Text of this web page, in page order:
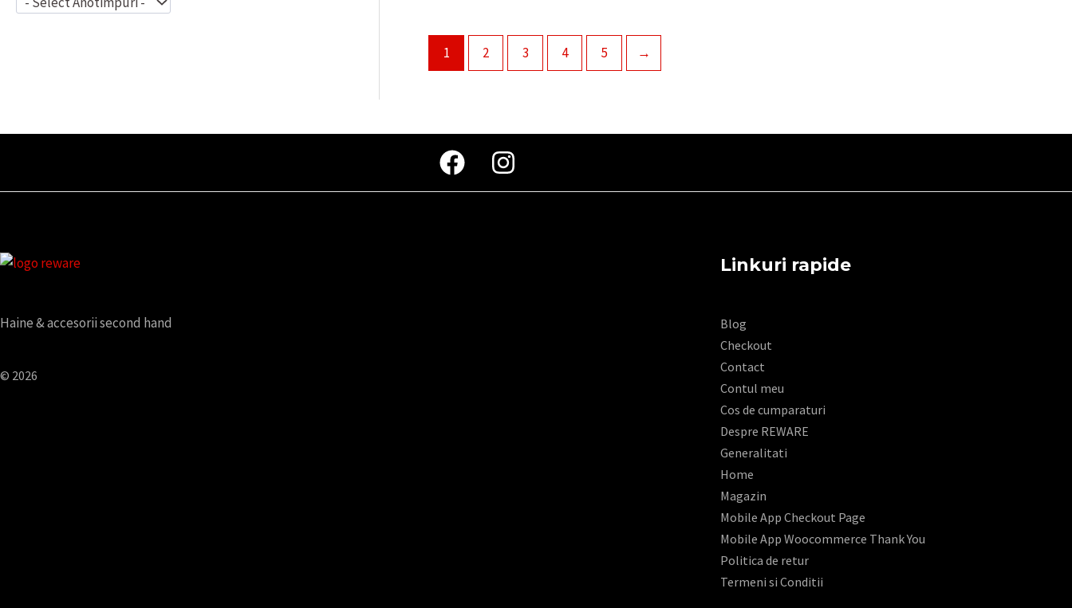
1 2 3 4 5 →
Haine & accesorii second hand
© 2026
Linkuri rapide
Blog
Checkout
Contact
Contul meu
Cos de cumparaturi
Despre REWARE
Generalitati
Home
Magazin
Mobile App Checkout Page
Mobile App Woocommerce Thank You
Politica de retur
Termeni si Conditii